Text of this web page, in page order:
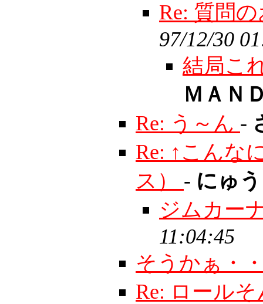
Re: 質問
97/12/30
結局こ
ＭＡＮ
Re: う～ん -
Re: ↑こんな
ス） - にゅ
ジムカー
11:04:45
そうかぁ・
Re: ロール